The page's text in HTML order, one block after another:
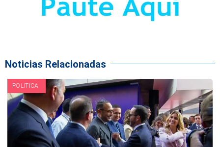
Noticias Relacionadas
POLITICA